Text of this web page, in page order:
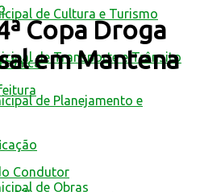
Condutor
de Cultura e Turismo
de Transporte e Trânsito
de Planejamento e
de Obras
Copa Droga
em Mantena